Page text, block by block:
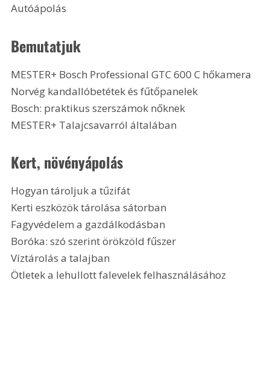
Autóápolás
Bemutatjuk
MESTER+ Bosch Professional GTC 600 C hőkamera
Norvég kandallóbetétek és fűtőpanelek
Bosch: praktikus szerszámok nőknek
MESTER+ Talajcsavarról általában
Kert, növényápolás
Hogyan tároljuk a tűzifát
Kerti eszközök tárolása sátorban
Fagyvédelem a gazdálkodásban
Boróka: szó szerint örökzöld fűszer
Víztárolás a talajban
Ötletek a lehullott falevelek felhasználásához